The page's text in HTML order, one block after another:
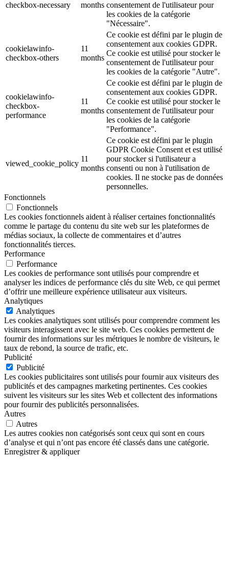
checkbox-necessary months consentement de l'utilisateur pour
les cookies de la catégorie
"Nécessaire".
cookielawinfo-
checkbox-others
11
months
Ce cookie est défini par le plugin de
consentement aux cookies GDPR.
Ce cookie est utilisé pour stocker le
consentement de l'utilisateur pour
les cookies de la catégorie "Autre".
cookielawinfo-
checkbox-
performance
11
months
Ce cookie est défini par le plugin de
consentement aux cookies GDPR.
Ce cookie est utilisé pour stocker le
consentement de l'utilisateur pour
les cookies de la catégorie
"Performance".
viewed_cookie_policy
11
months
Ce cookie est défini par le plugin
GDPR Cookie Consent et est utilisé
pour stocker si l'utilisateur a
consenti ou non à l'utilisation de
cookies. Il ne stocke pas de données
personnelles.
Fonctionnels
Fonctionnels
Les cookies fonctionnels aident à réaliser certaines fonctionnalités
comme le partage du contenu du site web sur les plateformes de
médias sociaux, la collecte de commentaires et d’autres
fonctionnalités tierces.
Performance
Performance
Les cookies de performance sont utilisés pour comprendre et
analyser les indices de performance clés du site Web, ce qui permet
d’offrir une meilleure expérience utilisateur aux visiteurs.
Analytiques
Analytiques
Les cookies analytiques sont utilisés pour comprendre comment les
visiteurs interagissent avec le site web. Ces cookies permettent de
fournir des informations sur les métriques le nombre de visiteurs, le
taux de rebond, la source de trafic, etc.
Publicité
Publicité
Les cookies publicitaires sont utilisés pour fournir aux visiteurs des
publicités et des campagnes marketing pertinentes. Ces cookies
suivent les visiteurs sur les sites Web et collectent des informations
pour fournir des publicités personnalisées.
Autres
Autres
Les autres cookies non catégorisés sont ceux qui sont en cours
d’analyse et qui n’ont pas encore été classés dans une catégorie.
Enregistrer & appliquer